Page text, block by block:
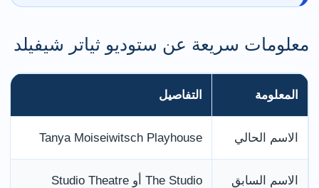
معلومات سريعة عن ستوديو ثياتر شيفيلد
المعلومة التفاصيل
الاسم الحالي Tanya Moiseiwitsch Playhouse
الاسم السابق The Studio أو Studio Theatre